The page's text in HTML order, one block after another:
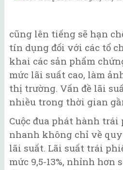
cũng lên tiếng sẽ hạn
tín dụng đối với các tổ
khai các sản phẩm
mức lãi suất cao, làm
thị trường. Vấn đề lãi
nhiều trong thời gian
Cuộc đua phát hành trái
nhanh không chỉ về quy
lãi suất. Lãi suất trái
mức 9,5-13%, nhỉnh hơn